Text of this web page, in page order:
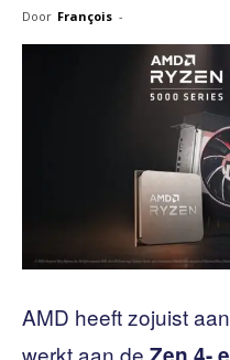
Door François -
AMD heeft zojuist
werkt aan de